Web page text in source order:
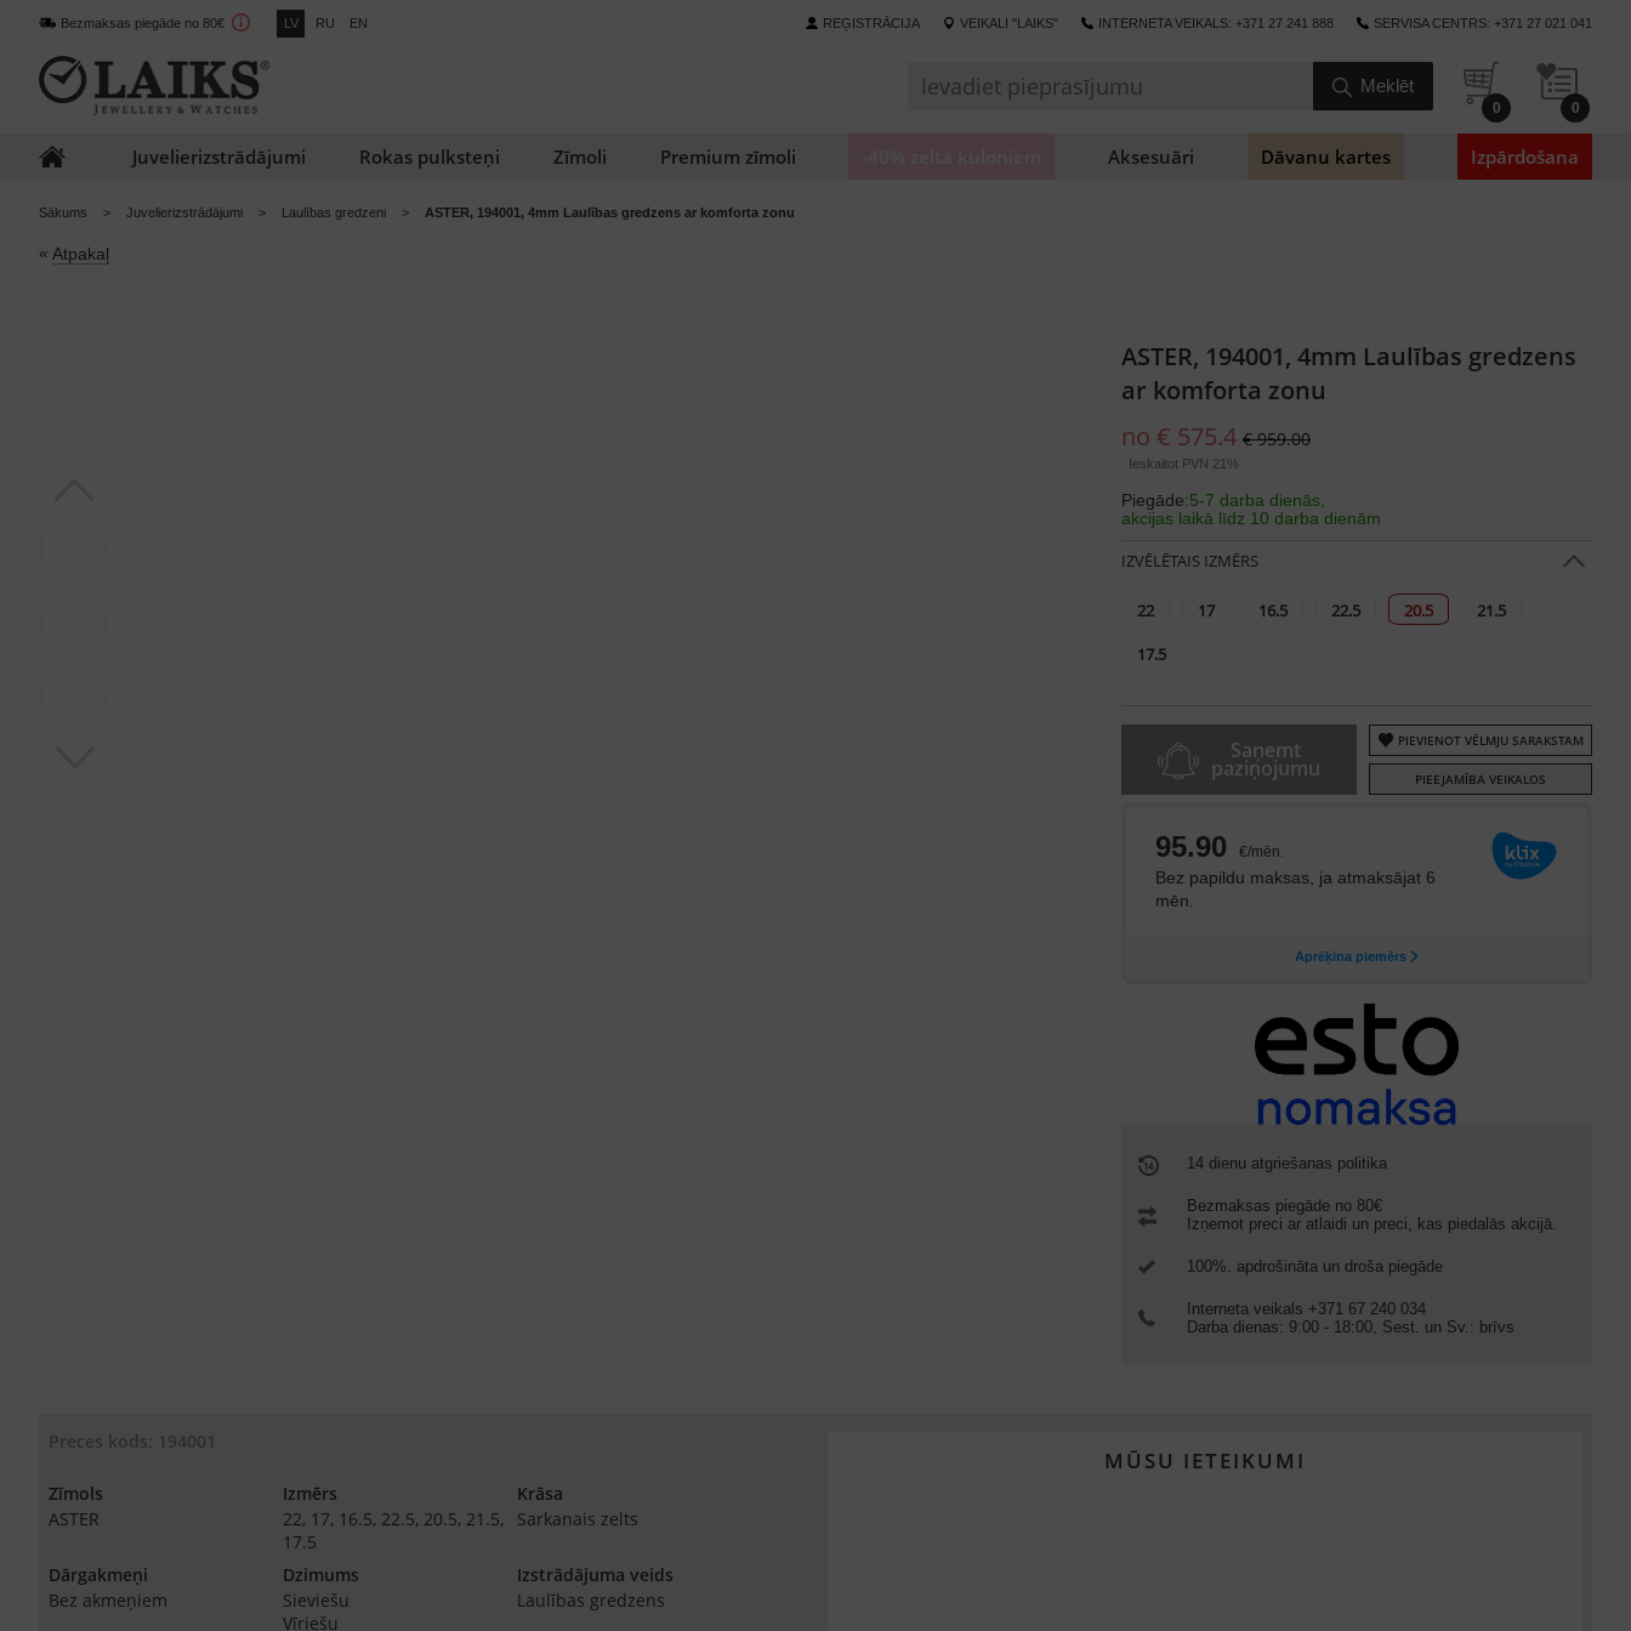
Bezmaksas piegāde no 80€ LV RU EN REĢISTRĀCIJA VEIKALI "LAIKS" INTERNETA VEIKALS: +371 27 241 888 SERVISA CENTRS: +371 27 021 041
0 0
Juvelierizstrādājumi Rokas pulksteņi Zīmoli Premium zīmoli Aksesuāri Dāvanu kartes Izpārdošana
Sākums Juvelierizstrādājumi Laulības gredzeni ASTER, 194001, 4mm Laulības gredzens ar komforta zonu
« Atpakaļ
ASTER, 194001, 4mm Laulības gredzens
ar komforta zonu
no € 575.4 € 959.00
Ieskaitot PVN 21%
Piegāde:5-7 darba dienās,
akcijas laikā līdz 10 darba dienām
IZVĒLĒTAIS IZMĒRS
22 17 16.5 22.5 20.5
21.5
17.5
Saņemt
paziņojumu
PIEVIENOT VĒLMJU SARAKSTAM
PIEEJAMĪBA VEIKALOS
14 dienu atgriešanas politika
Bezmaksas piegāde no 80€
Izņemot preci ar atlaidi un preci, kas piedalās akcijā.
100%. apdrošināta un droša piegāde
Interneta veikals +371 67 240 034
Darba dienas: 9:00 - 18:00, Sest. un Sv.: brīvs
Preces kods: 194001
Zīmols
ASTER
Izmērs
22, 17, 16.5, 22.5, 20.5, 21.5,
17.5
Krāsa
Sarkanais zelts
Dārgakmeņi
Bez akmeņiem
Dzimums
Sieviešu
Vīriešu
Izstrādājuma veids
Laulības gredzens
MŪSU IETEIKUMI